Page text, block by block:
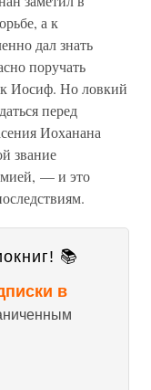
а к
дал знать
поручать
Иосиф. Но ловкий
перед
Иоханана
звание
— и это
📚
в